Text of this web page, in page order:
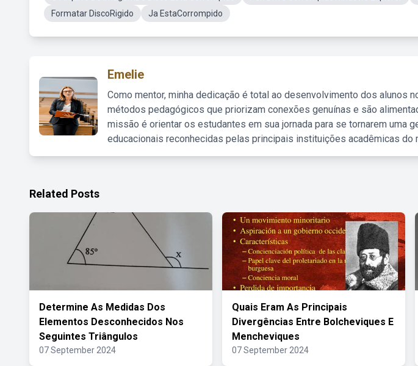
Formatar DiscoRigido
Ja EstaCorrompido
Emelie
Como mentor, minha dedicação é total ao desenvolvimento dos alunos
métodos pedagógicos que priorizam conexões genuínas e são
missão é orientar os estudantes em sua jornada para se tornarem uma
educacionais reconhecidas pelas principais instituições acadêmicas do
Related Posts
Determine As Medidas Dos
Elementos Desconhecidos Nos
Seguintes Triângulos
07 September 2024
Quais Eram As Principais
Divergências Entre Bolcheviques E
Mencheviques
07 September 2024